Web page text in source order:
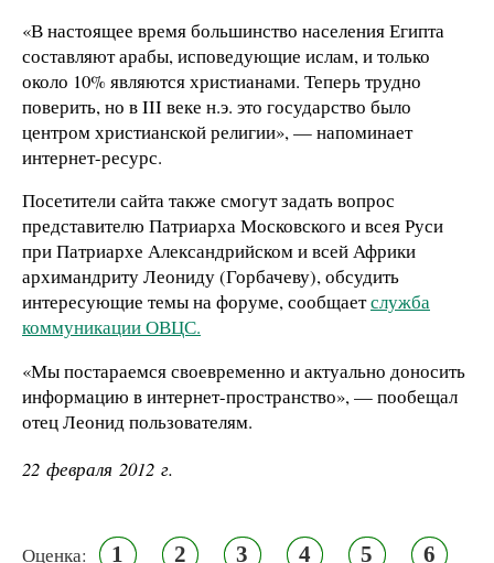
«В настоящее время большинство населения Египта
составляют арабы, исповедующие ислам, и только
около 10% являются христианами. Теперь трудно
поверить, но в III веке н.э. это государство было
центром христианской религии», — напоминает
интернет-ресурс.
Посетители сайта также смогут задать вопрос
представителю Патриарха Московского и всея Руси
при Патриархе Александрийском и всей Африки
архимандриту Леониду (Горбачеву), обсудить
интересующие темы на форуме, сообщаетслужба
коммуникации ОВЦС.
«Мы постараемся своевременно и актуально доносить
информацию в интернет-пространство», — пообещал
отец Леонид пользователям.
22 февраля 2012 г.
Оценка: 1 2 3 4 5 6